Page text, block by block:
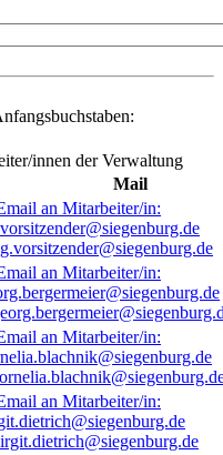
innen der Verwaltung
Mail